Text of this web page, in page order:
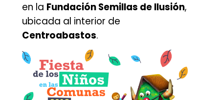
en la Fundación Semillas de Ilusión,
ubicada al interior de
Centroabastos.